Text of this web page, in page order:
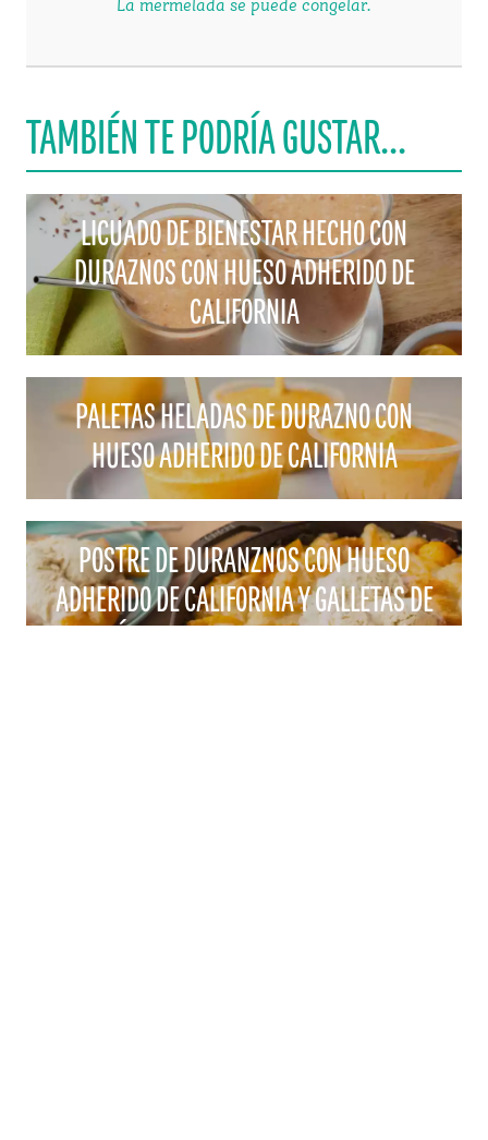
La mermelada se puede congelar.
TAMBIÉN TE PODRÍA GUSTAR...
LICUADO DE BIENESTAR HECHO CON
DURAZNOS CON HUESO ADHERIDO DE
CALIFORNIA
PALETAS HELADAS DE DURAZNO CON
HUESO ADHERIDO DE CALIFORNIA
POSTRE DE DURANZNOS CON HUESO
ADHERIDO DE CALIFORNIA Y GALLETAS DE